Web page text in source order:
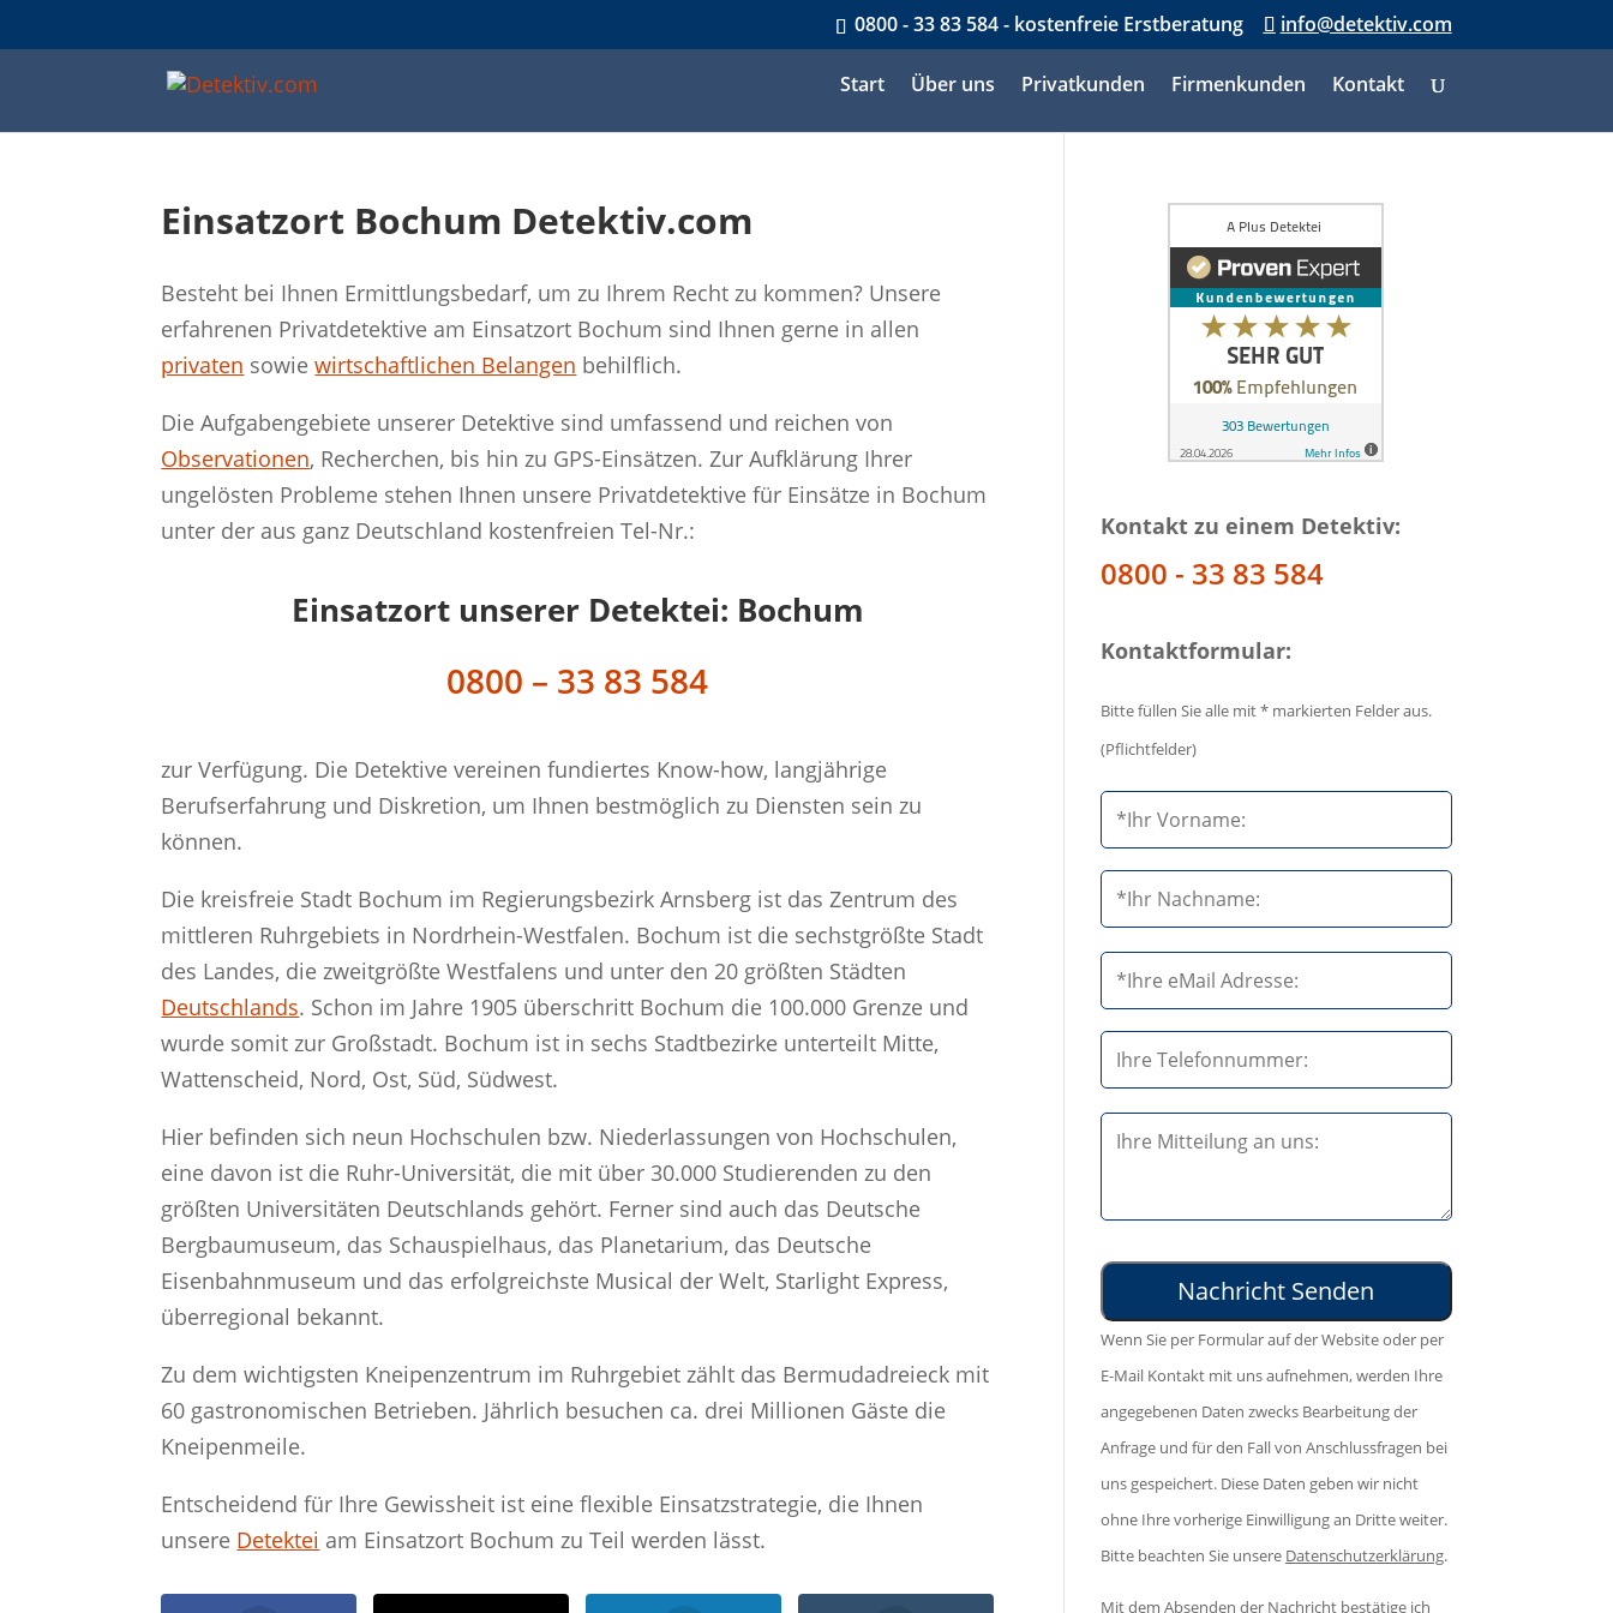
0800 - 33 83 584 - kostenfreie Erstberatung info@detektiv.com
Start Über uns Privatkunden Firmenkunden Kontakt
Einsatzort Bochum Detektiv.com
Besteht bei Ihnen Ermittlungsbedarf, um zu Ihrem Recht zu kommen? Unsere
erfahrenen Privatdetektive am Einsatzort Bochum sind Ihnen gerne in allen
privaten sowiewirtschaftlichen Belangen behilflich.
Die Aufgabengebiete unserer Detektive sind umfassend und reichen von
Observationen, Recherchen, bis hin zu GPS-Einsätzen. Zur Aufklärung Ihrer
ungelösten Probleme stehen Ihnen unsere Privatdetektive für Einsätze in Bochum
unter der aus ganz Deutschland kostenfreien Tel-Nr.:
Einsatzort unserer Detektei: Bochum
0800 – 33 83 584
zur Verfügung. Die Detektive vereinen fundiertes Know-how, langjährige
Berufserfahrung und Diskretion, um Ihnen bestmöglich zu Diensten sein zu
können.
Die kreisfreie Stadt Bochum im Regierungsbezirk Arnsberg ist das Zentrum des
mittleren Ruhrgebiets in Nordrhein-Westfalen. Bochum ist die sechstgrößte Stadt
des Landes, die zweitgrößte Westfalens und unter den 20 größten Städten
Deutschlands. Schon im Jahre 1905 überschritt Bochum die 100.000 Grenze und
wurde somit zur Großstadt. Bochum ist in sechs Stadtbezirke unterteilt Mitte,
Wattenscheid, Nord, Ost, Süd, Südwest.
Hier befinden sich neun Hochschulen bzw. Niederlassungen von Hochschulen,
eine davon ist die Ruhr-Universität, die mit über 30.000 Studierenden zu den
größten Universitäten Deutschlands gehört. Ferner sind auch das Deutsche
Bergbaumuseum, das Schauspielhaus, das Planetarium, das Deutsche
Eisenbahnmuseum und das erfolgreichste Musical der Welt, Starlight Express,
überregional bekannt.
Zu dem wichtigsten Kneipenzentrum im Ruhrgebiet zählt das Bermudadreieck mit
60 gastronomischen Betrieben. Jährlich besuchen ca. drei Millionen Gäste die
Kneipenmeile.
Entscheidend für Ihre Gewissheit ist eine flexible Einsatzstrategie, die Ihnen
unsere Detektei am Einsatzort Bochum zu Teil werden lässt.
Kontakt zu einem Detektiv:
0800 - 33 83 584
Kontaktformular:
Bitte füllen Sie alle mit * markierten Felder aus.
(Pflichtfelder)
i
t
t
e
a
s
s
e
s
F
e
l
d
l
e
e
i
t
t
e
s
s
d
i
s
s
F
e
l
a
s
s
e
d
i
e
s
Wenn Sie per Formular auf der Website oder per
E-Mail Kontakt mit uns aufnehmen, werden Ihre
angegebenen Daten zwecks Bearbeitung der
Anfrage und für den Fall von Anschlussfragen bei
uns gespeichert. Diese Daten geben wir nicht
ohne Ihre vorherige Einwilligung an Dritte weiter.
Bitte beachten Sie unsere Datenschutzerklärung.
Mit dem Absenden der Nachricht bestätige ich